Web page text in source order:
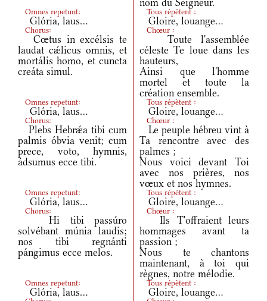
nom du Seigneur.
Omnes repetunt: Tous répètent :
Glória, laus... Gloire, louange...
Chorus: Chœur :
Cœtus in excélsis te
laudat cǽlicus omnis, et
mortális homo, et cuncta
creáta simul.
Toute l'assemblée
céleste Te loue dans les
hauteurs,
Ainsi que l'homme
mortel et toute la
création ensemble.
Omnes repetunt: Tous répètent :
Glória, laus... Gloire, louange...
Chorus: Chœur :
Plebs Hebrǽa tibi cum
palmis óbvia venit; cum
prece, voto, hymnis,
ádsumus ecce tibi.
Le peuple hébreu vint à
Ta rencontre avec des
palmes ;
Nous voici devant Toi
avec nos prières, nos
vœux et nos hymnes.
Omnes repetunt: Tous répètent :
Glória, laus... Gloire, louange...
Chorus: Chœur :
Hi tibi passúro
solvébant múnia laudis;
nos tibi regnánti
pángimus ecce melos.
Ils T'offraient leurs
hommages avant ta
passion ;
Nous te chantons
maintenant, à toi qui
règnes, notre mélodie.
Omnes repetunt: Tous répètent :
Glória, laus... Gloire, louange...